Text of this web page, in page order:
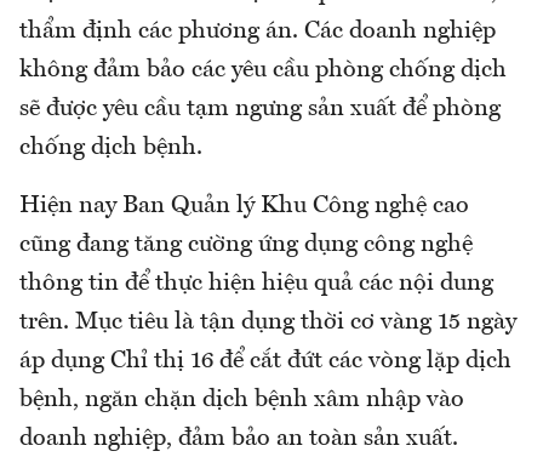
thẩm định các phương án. Các doanh nghiệp
không đảm bảo các yêu cầu phòng chống dịch
sẽ được yêu cầu tạm ngưng sản xuất để phòng
chống dịch bệnh.
Hiện nay Ban Quản lý Khu Công nghệ cao
cũng đang tăng cường ứng dụng công nghệ
thông tin để thực hiện hiệu quả các nội dung
trên. Mục tiêu là tận dụng thời cơ vàng 15 ngày
áp dụng Chỉ thị 16 để cắt đứt các vòng lặp dịch
bệnh, ngăn chặn dịch bệnh xâm nhập vào
doanh nghiệp, đảm bảo an toàn sản xuất.